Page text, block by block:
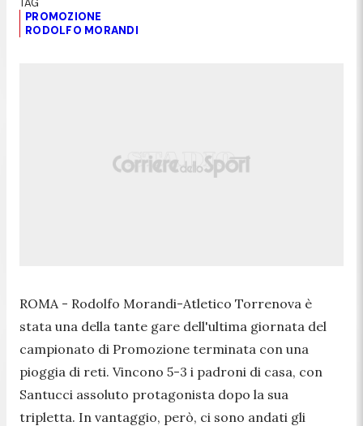
PROMOZIONE
RODOLFO MORANDI
ROMA - Rodolfo Morandi-Atletico Torrenova è
stata una della tante gare dell'ultima giornata del
campionato di Promozione terminata con una
pioggia di reti. Vincono 5-3 i padroni di casa, con
Santucci assoluto protagonista dopo la sua
tripletta. In vantaggio, però, ci sono andati gli